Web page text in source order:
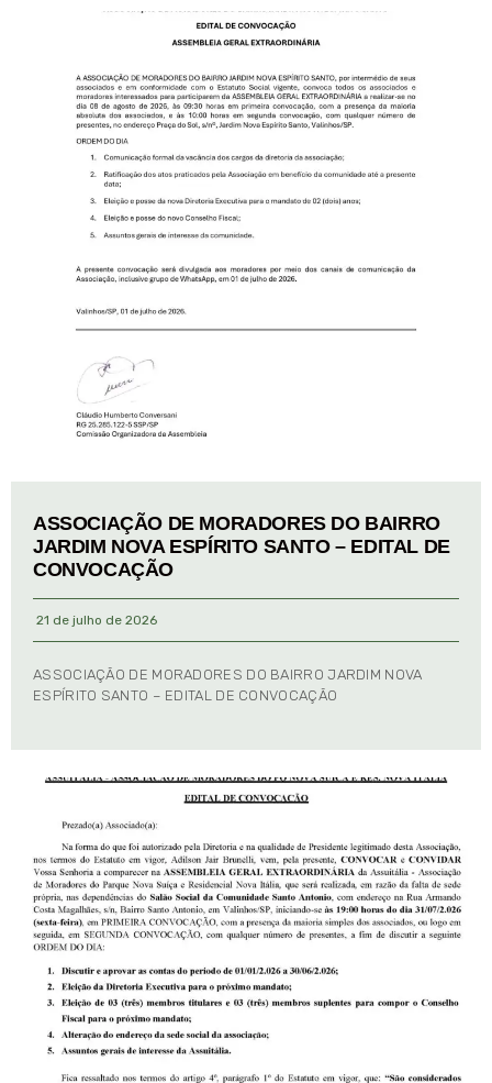
ASSOCIAÇÃO DE MORADORES DO BAIRRO
JARDIM NOVA ESPÍRITO SANTO – EDITAL DE
CONVOCAÇÃO
21 de julho de 2026
ASSOCIAÇÃO DE MORADORES DO BAIRRO JARDIM NOVA
ESPÍRITO SANTO – EDITAL DE CONVOCAÇÃO